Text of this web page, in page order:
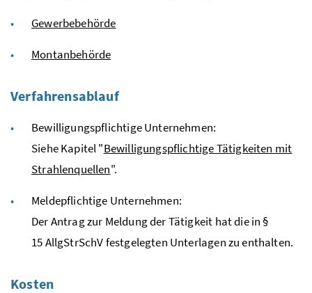
Gewerbebehörde
Montanbehörde
Verfahrensablauf
Bewilligungspflichtige Unternehmen:
Siehe Kapitel "Bewilligungspflichtige Tätigkeiten mit
Strahlenquellen".
Meldepflichtige Unternehmen:
Der Antrag zur Meldung der Tätigkeit hat die in §
15AllgStrSchVfestgelegten Unterlagen zu enthalten.
Kosten